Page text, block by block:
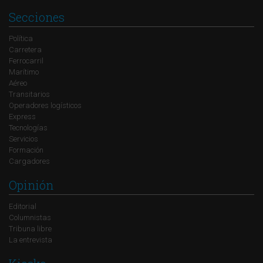
Secciones
Política
Carretera
Ferrocarril
Marítimo
Aéreo
Transitarios
Operadores logísticos
Express
Tecnologías
Servicios
Formación
Cargadores
Opinión
Editorial
Columnistas
Tribuna libre
La entrevista